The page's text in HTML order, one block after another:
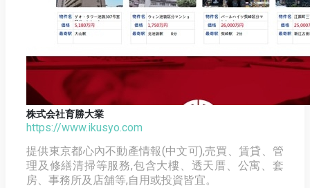
株式会社育勝大業
https://www.ikusyo.com
提供東京都心內不動產情報(中文可),売買、賃貸、管
理及修繕清掃等服務,包含大樓、透天厝、公寓、套
房、事務所及店舖等,自用或投資皆宜。